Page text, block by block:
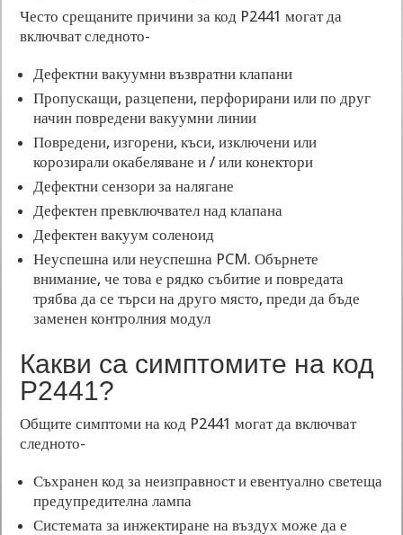
Често срещаните причини за код P2441 могат да
включват следното-
Дефектни вакуумни възвратни клапани
Пропускащи, разцепени, перфорирани или по друг
начин повредени вакуумни линии
Повредени, изгорени, къси, изключени или
корозирали окабеляване и / или конектори
Дефектни сензори за налягане
Дефектен превключвател над клапана
Дефектен вакуум соленоид
Неуспешна или неуспешна PCM. Обърнете
внимание, че това е рядко събитие и повредата
трябва да се търси на друго място, преди да бъде
заменен контролния модул
Какви са симптомите на код
P2441?
Общите симптоми на код P2441 могат да включват
следното-
Съхранен код за неизправност и евентуално светеща
предупредителна лампа
Системата за инжектиране на въздух може да е